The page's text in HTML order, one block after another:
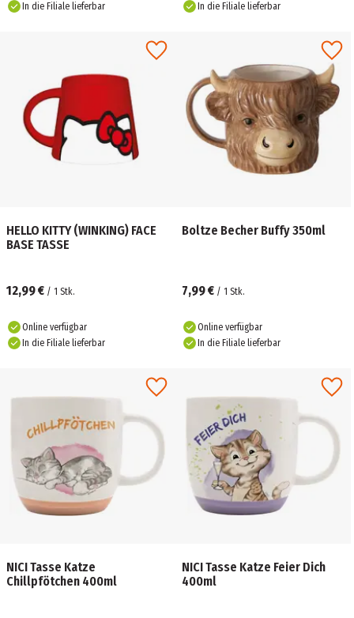
In die Filiale lieferbar
In die Filiale lieferbar
HELLO KITTY (WINKING) FACE
BASE TASSE
12,99 € / 1 Stk.
Online verfügbar
In die Filiale lieferbar
Boltze Becher Buffy 350ml
7,99 € / 1 Stk.
Online verfügbar
In die Filiale lieferbar
NICI Tasse Katze
Chillpfötchen 400ml
NICI Tasse Katze Feier Dich
400ml